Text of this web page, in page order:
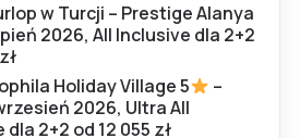
w Turcji – Prestige Alanya
2026, All Inclusive dla 2+2
Holiday Village 5
–
2026, Ultra All
2+2 od 12 055 zł